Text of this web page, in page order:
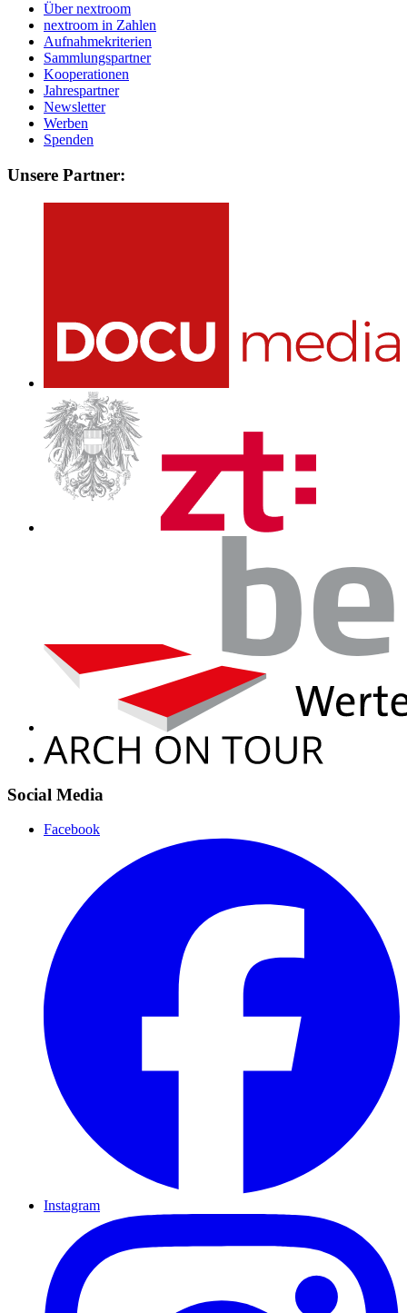
Über nextroom
nextroom in Zahlen
Aufnahmekriterien
Sammlungspartner
Kooperationen
Jahrespartner
Newsletter
Werben
Spenden
Unsere Partner:
Social Media
Facebook
Instagram